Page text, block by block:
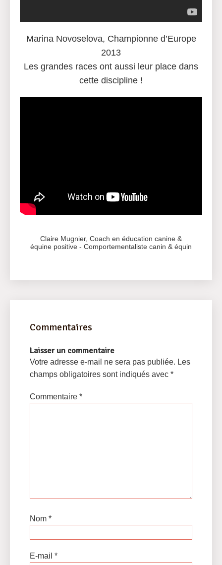
Marina Novoselova, Championne d’Europe
2013
Les grandes races ont aussi leur place dans
cette discipline !
Claire Mugnier, Coach en éducation canine &
équine positive - Comportementaliste canin & équin
Commentaires
Laisser un commentaire
Votre adresse e-mail ne sera pas publiée. Les
champs obligatoires sont indiqués avec *
Commentaire *
Nom *
E-mail *